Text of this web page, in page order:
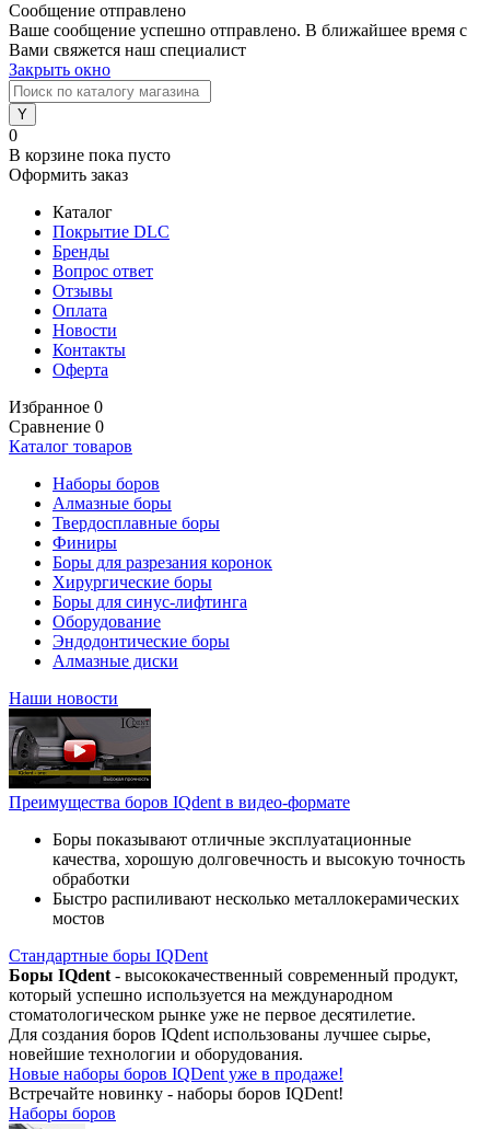
Сообщение отправлено
Ваше сообщение успешно отправлено. В ближайшее время с
Вами свяжется наш специалист
Закрыть окно
0
В корзине пока пусто
Оформить заказ
Каталог
Покрытие DLC
Бренды
Вопрос ответ
Отзывы
Оплата
Новости
Контакты
Оферта
Избранное 0
Сравнение 0
Каталог товаров
Наборы боров
Алмазные боры
Твердосплавные боры
Финиры
Боры для разрезания коронок
Хирургические боры
Боры для синус-лифтинга
Оборудование
Эндодонтические боры
Алмазные диски
Наши новости
Преимущества боров IQdent в видео-формате
Боры показывают отличные эксплуатационные
качества, хорошую долговечность и высокую точность
обработки
Быстро распиливают несколько металлокерамических
мостов
Стандартные боры IQDent
Боры IQdent - высококачественный современный продукт,
который успешно используется на международном
стоматологическом рынке уже не первое десятилетие.
Для создания боров IQdent использованы лучшее сырье,
новейшие технологии и оборудования.
Новые наборы боров IQDent уже в продаже!
Встречайте новинку - наборы боров IQDent!
Наборы боров